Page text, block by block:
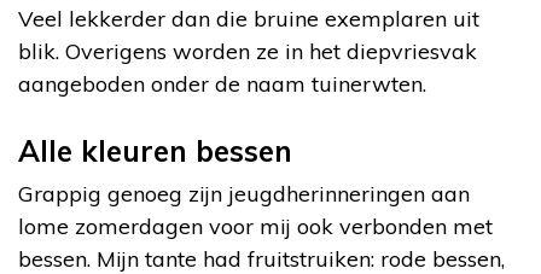
Veel lekkerder dan die bruine exemplaren uit
blik. Overigens worden ze in het diepvriesvak
aangeboden onder de naam tuinerwten.
Alle kleuren bessen
Grappig genoeg zijn jeugdherinneringen aan
lome zomerdagen voor mij ook verbonden met
bessen. Mijn tante had fruitstruiken: rode bessen,